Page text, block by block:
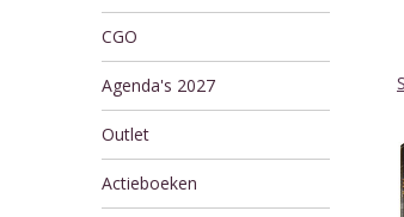
CGO
Agenda's 2027
Outlet
Actieboeken